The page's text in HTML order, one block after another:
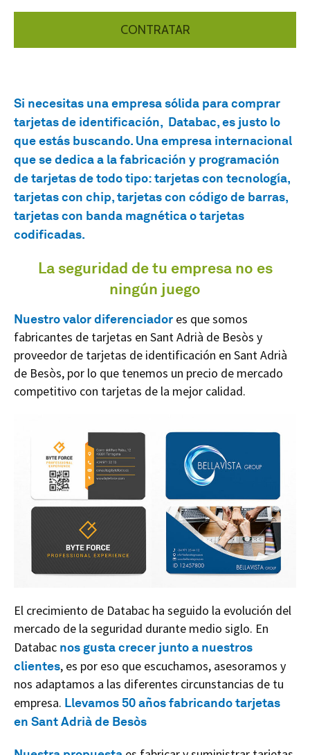
CONTRATAR
Si necesitas una empresa sólida para comprar
tarjetas de identificación, Databac, es justo lo
que estás buscando. Una empresa internacional
que se dedica a lafabricación y programación
de tarjetas de todo tipo: tarjetas con tecnología,
tarjetas con chip, tarjetas con código de barras,
tarjetas con banda magnética o tarjetas
codificadas.
La seguridad de tu empresa no es
ningún juego
Nuestro valor diferenciador es que somos
fabricantes de tarjetas en Sant Adrià de Besòs y
proveedor de tarjetas de identificación en Sant Adrià
de Besòs, por lo que tenemos un precio de mercado
competitivo con tarjetas de la mejor calidad.
El crecimiento de Databac ha seguido la evolución del
mercado de la seguridad durante medio siglo. En
Databac nos gusta crecer junto a nuestros
clientes, es por eso que escuchamos, asesoramos y
nos adaptamos a las diferentes circunstancias de tu
empresa. Llevamos 50 años fabricando tarjetas
en Sant Adrià de Besòs